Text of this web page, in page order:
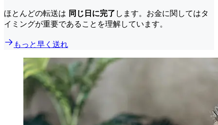
ほとんどの転送は 同じ日に完了 します。お金に関してはタ
イミングが重要であることを理解しています。
もっと早く送れ